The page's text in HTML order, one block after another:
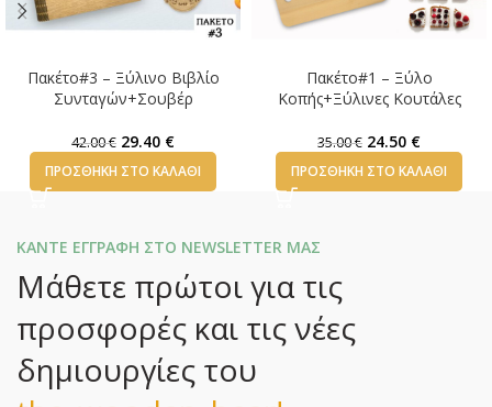
Πακέτο#3 – Ξύλινο Βιβλίο
Συνταγών+Σουβέρ
42.00€ 29.40 €
ΠΡΟΣΘΉΚΗ ΣΤΟ ΚΑΛΆΘΙ
Πακέτο#1 – Ξύλο
Κοπής+Ξύλινες Κουτάλες
35.00€ 24.50 €
ΠΡΟΣΘΉΚΗ ΣΤΟ ΚΑΛΆΘΙ
ΚΑΝΤΕ ΕΓΓΡΑΦΗ ΣΤΟ NEWSLETTER ΜΑΣ
Μάθετε πρώτοι για τις
προσφορές και τις νέες
δημιουργίες του